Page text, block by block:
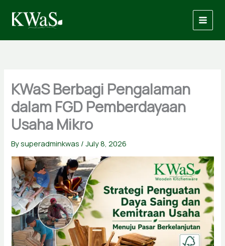
content
KWaS Berbagi Pengalaman
dalam FGD Pemberdayaan
Usaha Mikro
Bysuperadminkwas /July 8, 2026